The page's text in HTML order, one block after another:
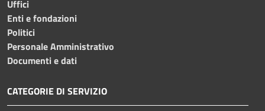
Uffici
Enti e fondazioni
Politici
Personale Amministrativo
Documenti e dati
CATEGORIE DI SERVIZIO